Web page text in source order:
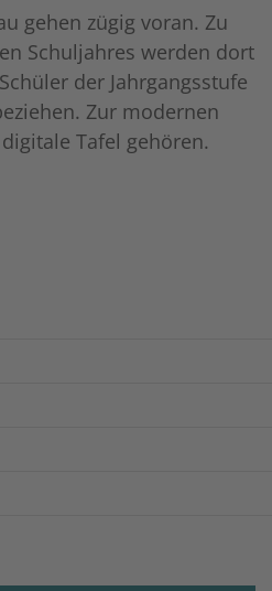
gehen zügig voran. Zu
Schuljahres werden dort
der Jahrgangsstufe
Zur modernen
Tafel gehören.